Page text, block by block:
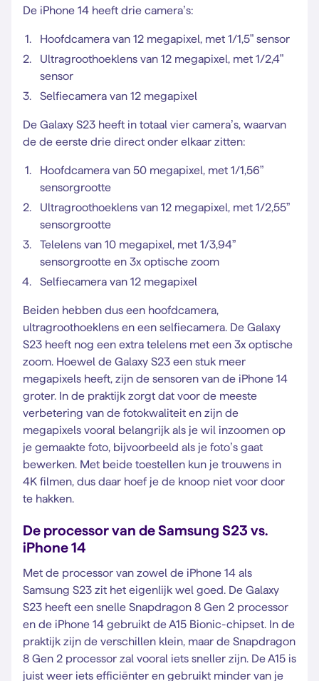
De iPhone 14 heeft drie camera’s:
Hoofdcamera van 12 megapixel, met 1/1,5” sensor
Ultragroothoeklens van 12 megapixel, met 1/2,4”
sensor
Selfiecamera van 12 megapixel
De Galaxy S23 heeft in totaal vier camera’s, waarvan
de de eerste drie direct onder elkaar zitten:
Hoofdcamera van 50 megapixel, met 1/1,56”
sensorgrootte
Ultragroothoeklens van 12 megapixel, met 1/2,55”
sensorgrootte
Telelens van 10 megapixel, met 1/3,94”
sensorgrootte en 3x optische zoom
Selfiecamera van 12 megapixel
Beiden hebben dus een hoofdcamera,
ultragroothoeklens en een selfiecamera. De Galaxy
S23 heeft nog een extra telelens met een 3x optische
zoom. Hoewel de Galaxy S23 een stuk meer
megapixels heeft, zijn de sensoren van de iPhone 14
groter. In de praktijk zorgt dat voor de meeste
verbetering van de fotokwaliteit en zijn de
megapixels vooral belangrijk als je wil inzoomen op
je gemaakte foto, bijvoorbeeld als je foto’s gaat
bewerken. Met beide toestellen kun je trouwens in
4K filmen, dus daar hoef je de knoop niet voor door
te hakken.
De processor van de Samsung S23 vs.
iPhone 14
Met de processor van zowel de iPhone 14 als
Samsung S23 zit het eigenlijk wel goed. De Galaxy
S23 heeft een snelle Snapdragon 8 Gen 2 processor
en de iPhone 14 gebruikt de A15 Bionic-chipset. In de
praktijk zijn de verschillen klein, maar de Snapdragon
8 Gen 2 processor zal vooral iets sneller zijn. De A15 is
juist weer iets efficiënter en gebruikt minder van je